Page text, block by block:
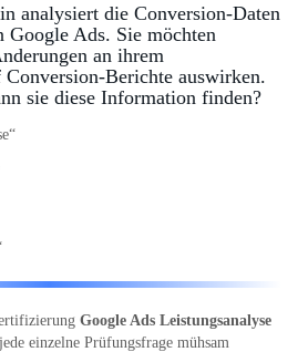
analysiert die Conversion-Daten
Google Ads. Sie möchten
an ihrem
Berichte auswirken.
sie diese Information finden?
Google Ads Leistungsanalyse
einzelne Prüfungsfrage mühsam